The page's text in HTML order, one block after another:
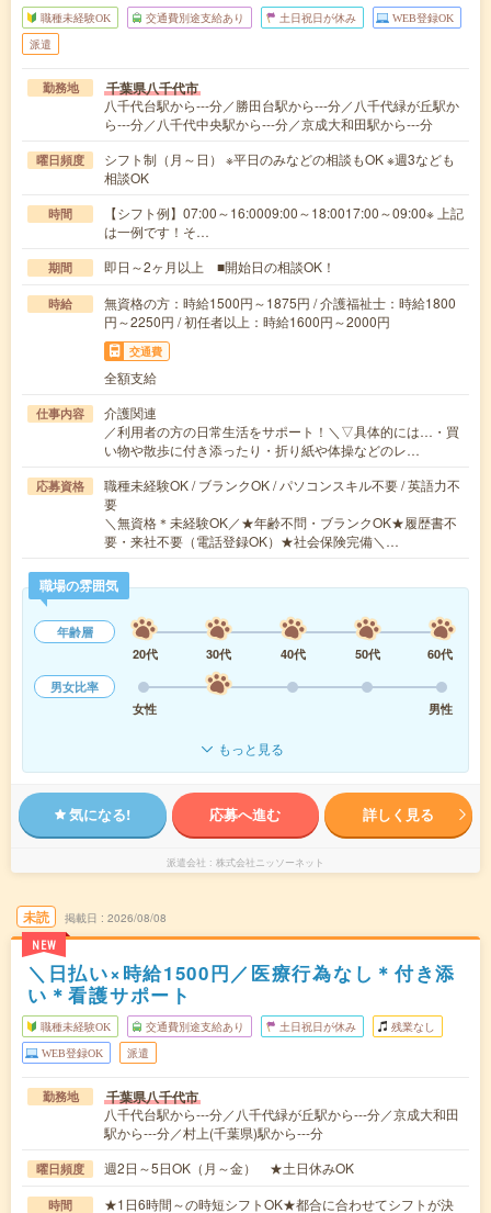
職種未経験OK 交通費別途支給あり 土日祝日が休み WEB登録OK
派遣
勤務地 千葉県八千代市
八千代台駅から---分／勝田台駅から---分／八千代緑が丘駅か
ら---分／八千代中央駅から---分／京成大和田駅から---分
曜日頻度
シフト制（月～日） ※平日のみなどの相談もOK ※週3なども
相談OK
時間
【シフト例】07:00～16:0009:00～18:0017:00～09:00※ 上記
は一例です！そ…
期間 即日～2ヶ月以上 ■開始日の相談OK！
時給
無資格の方：時給1500円～1875円 / 介護福祉士：時給1800
円～2250円 / 初任者以上：時給1600円～2000円
交通費
全額支給
仕事内容
介護関連
／利用者の方の日常生活をサポート！＼▽具体的には…・買
い物や散歩に付き添ったり・折り紙や体操などのレ…
応募資格
職種未経験OK / ブランクOK / パソコンスキル不要 / 英語力不
要
＼無資格＊未経験OK／★年齢不問・ブランクOK★履歴書不
要・来社不要（電話登録OK）★社会保険完備＼…
職場の雰囲気
年齢層
20代
30代 40代 50代
60代
男女比率
女性
男性
もっと見る
気になる! 応募へ進む 詳しく見る
派遣会社 株式会社ニッソーネット
未読
NEW
掲載日 2026/08/08
＼日払い×時給1500円／医療行為なし＊付き添
い＊看護サポート
職種未経験OK 交通費別途支給あり 土日祝日が休み 残業なし
WEB登録OK 派遣
勤務地 千葉県八千代市
八千代台駅から---分／八千代緑が丘駅から---分／京成大和田
駅から---分／村上(千葉県)駅から---分
曜日頻度 週2日～5日OK（月～金） ★土日休みOK
時間 ★1日6時間～の時短シフトOK★都合に合わせてシフトが決